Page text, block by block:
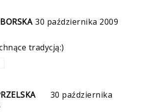
30 października 2009
tradycją:)
30 października